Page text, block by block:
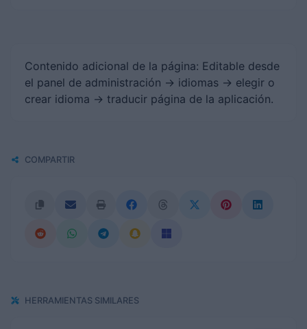
Contenido adicional de la página: Editable desde
el panel de administración -> idiomas -> elegir o
crear idioma -> traducir página de la aplicación.
COMPARTIR
HERRAMIENTAS SIMILARES